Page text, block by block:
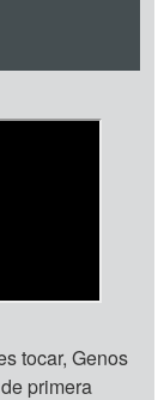
tocar, Genos
primera